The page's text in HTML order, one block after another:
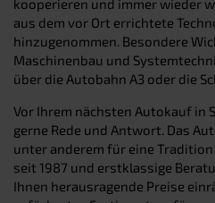
aus dem vor Ort errichtete
hinzugenommen. Besondere
Maschinenbau und
über die Autobahn A3 oder die
Vor Ihrem nächsten Autokauf in
gerne Rede und Antwort. Das
unter anderem für eine
seit 1987 und erstklassige
Ihnen herausragende Preise